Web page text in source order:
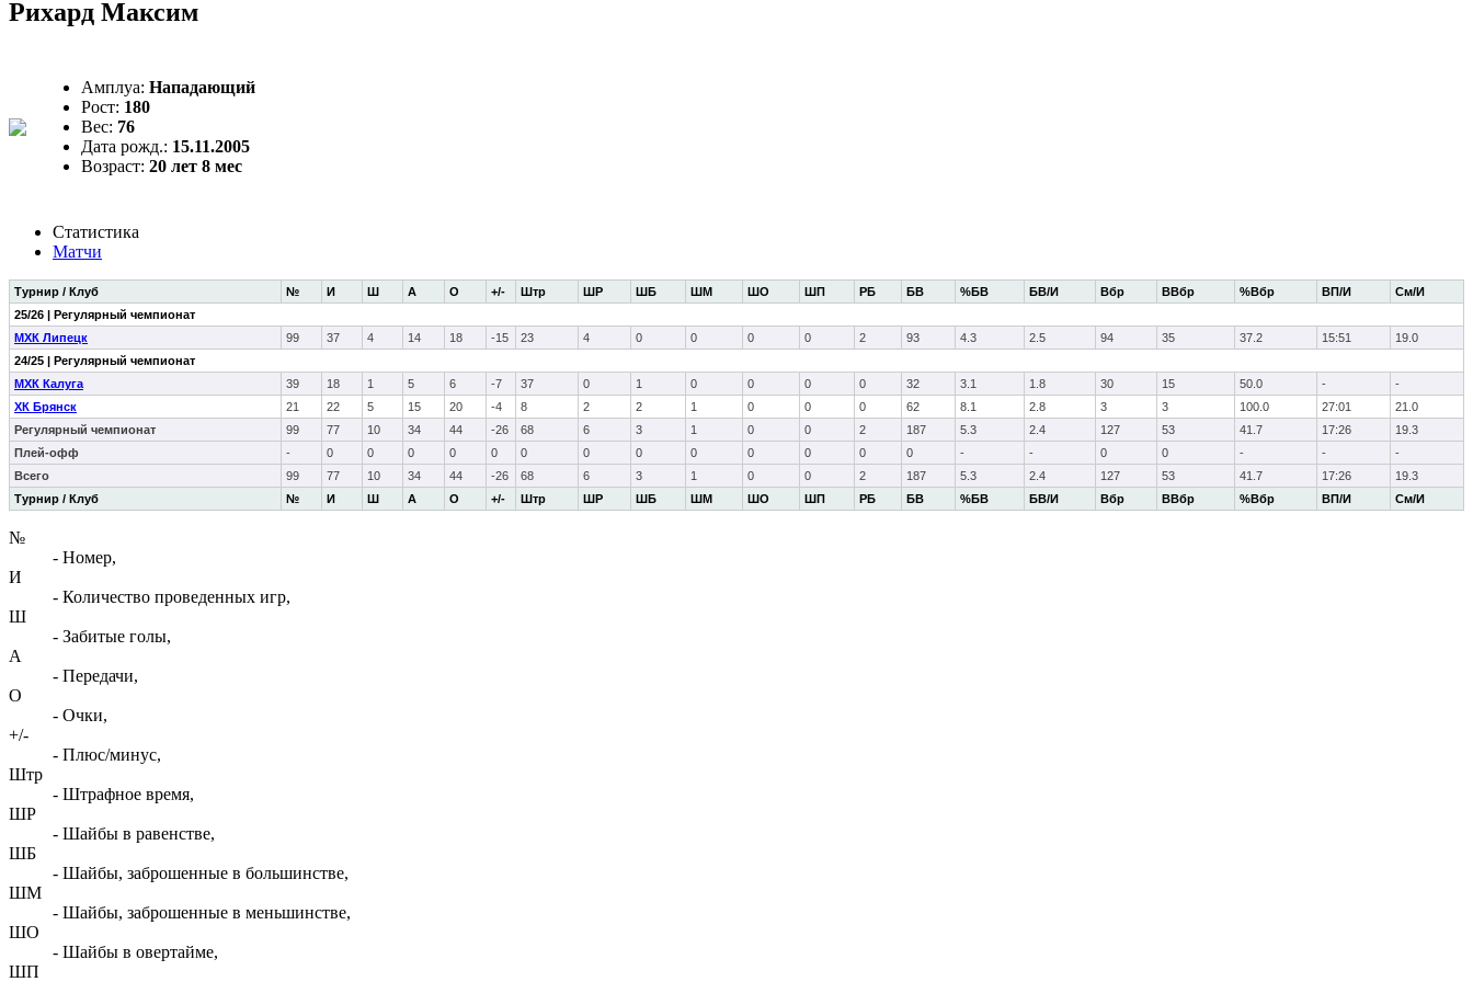
Рихард Максим
Амплуа: Нападающий
Рост: 180
Вес: 76
Дата рожд.: 15.11.2005
Возраст: 20 лет 8 мес
Статистика
Матчи
Турнир / Клуб № И Ш А О +/- Штр ШР ШБ ШМ ШО ШП РБ БВ %БВ БВ/И Вбр ВВбр %Вбр ВП/И См/И
Турнир / Клуб № И Ш А О +/- Штр ШР ШБ ШМ ШО ШП РБ БВ %БВ БВ/И Вбр ВВбр %Вбр ВП/И См/И
25/26 | Регулярный чемпионат
МХК Липецк
99 37 4 14 18 -15 23 4 0 0 0 0 2 93 4.3 2.5 94 35 37.2 15:51
19.0
24/25 | Регулярный чемпионат
МХК Калуга
39 18 1 5 6 -7 37 0 1 0 0 0 0 32 3.1 1.8 30 15 50.0 -
-
ХК Брянск
21 22 5 15 20 -4 8 2 2 1 0 0 0 62 8.1 2.8 3 3 100.0 27:01
21.0
Регулярный чемпионат
99 77 10 34 44 -26 68 6 3 1 0 0 2 187 5.3 2.4 127 53 41.7 17:26
19.3
Плей-офф
- 0 0 0 0 0 0 0 0 0 0 0 0 0 - - 0 0 - -
-
Всего
99 77 10 34 44 -26 68 6 3 1 0 0 2 187 5.3 2.4 127 53 41.7 17:26 19.3
№
- Номер,
И
- Количество проведенных игр,
Ш
- Забитые голы,
А
- Передачи,
О
- Очки,
+/-
- Плюс/минус,
Штр
- Штрафное время,
ШР
- Шайбы в равенстве,
ШБ
- Шайбы, заброшенные в большинстве,
ШМ
- Шайбы, заброшенные в меньшинстве,
ШО
- Шайбы в овертайме,
ШП